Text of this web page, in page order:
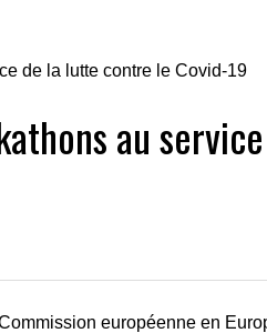
au
européenne en